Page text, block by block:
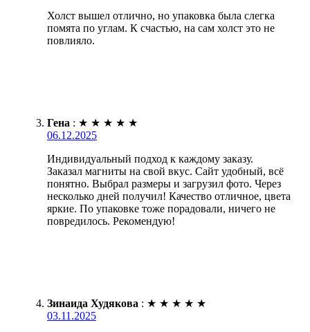
Холст вышел отлично, но упаковка была слегка
помята по углам. К счастью, на сам холст это не
повлияло.
Гена : ★ ★ ★ ★ ★
06.12.2025
Индивидуальный подход к каждому заказу.
Заказал магниты на свой вкус. Сайт удобный, всё
понятно. Выбрал размеры и загрузил фото. Через
несколько дней получил! Качество отличное, цвета
яркие. По упаковке тоже порадовали, ничего не
повредилось. Рекомендую!
Зинаида Худякова : ★ ★ ★ ★ ★
03.11.2025